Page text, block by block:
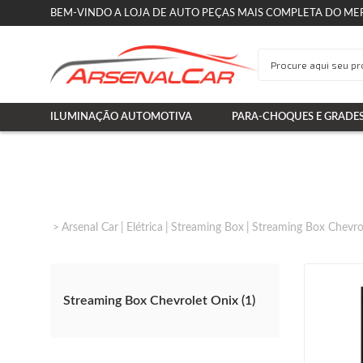
BEM-VINDO A LOJA DE AUTO PEÇAS MAIS COMPLETA DO
ILUMINAÇÃO AUTOMOTIVA PARA-CHOQUES E
Arsenal Car Elétrica Streaming Box Streaming Box
Streaming Box Chevrolet Onix (1)